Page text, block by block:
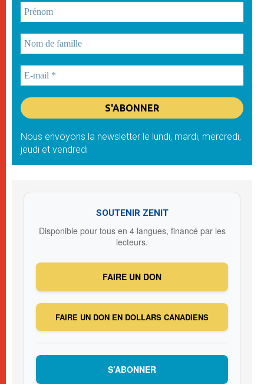
Nous envoyons la newsletter le lundi, mardi, mercredi,
jeudi et vendredi
SOUTENIR ZENIT
Disponible pour tous en 4 langues, financé par les
lecteurs.
FAIRE UN DON
FAIRE UN DON EN DOLLARS CANADIENS
S’ABONNER